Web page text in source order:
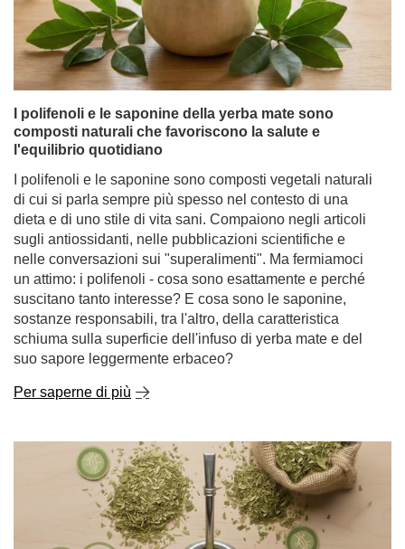
I polifenoli e le saponine della yerba mate sono
composti naturali che favoriscono la salute e
l'equilibrio quotidiano
I polifenoli e le saponine sono composti vegetali naturali
di cui si parla sempre più spesso nel contesto di una
dieta e di uno stile di vita sani. Compaiono negli articoli
sugli antiossidanti, nelle pubblicazioni scientifiche e
nelle conversazioni sui "superalimenti". Ma fermiamoci
un attimo: i polifenoli - cosa sono esattamente e perché
suscitano tanto interesse? E cosa sono le saponine,
sostanze responsabili, tra l'altro, della caratteristica
schiuma sulla superficie dell'infuso di yerba mate e del
suo sapore leggermente erbaceo?
Per saperne di più